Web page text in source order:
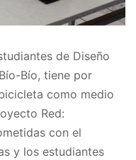
de Diseño
Bío, tiene por
como medio
Red:
con el
y los estudiantes